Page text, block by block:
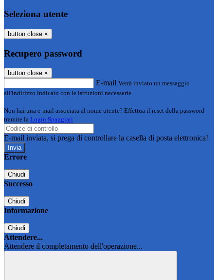
Seleziona utente
button close ×
Recupero password
button close ×
E-mail Verrà inviato un messaggio
all'indirizzo indicato con le istruzioni necessarie.
Non hai una e-mail associata al nome utente? Effettua il reset della password
tramite la Login Spaggiari
E-mail inviata, si prega di controllare la casella di posta elettronica!
Errore
Chiudi
Successo
Chiudi
Informazione
Chiudi
Attendere...
Attendere il completamento dell'operazione...